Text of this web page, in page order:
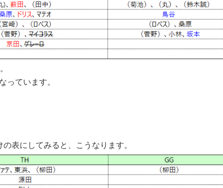
っています。
表にしてみると、こうなります。